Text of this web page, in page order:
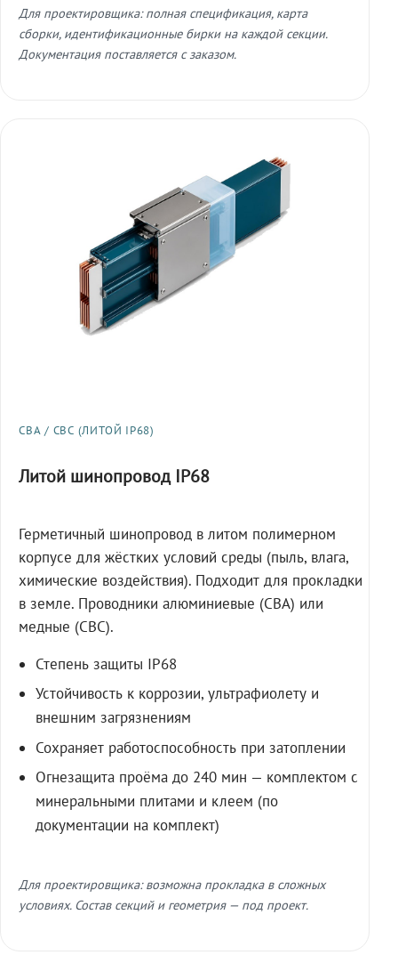
Для проектировщика: полная спецификация, карта
сборки, идентификационные бирки на каждой секции.
Документация поставляется с заказом.
СВА / СВС (ЛИТОЙ IP68)
Литой шинопровод IP68
Герметичный шинопровод в литом полимерном
корпусе для жёстких условий среды (пыль, влага,
химические воздействия). Подходит для прокладки
в земле. Проводники алюминиевые (СВА) или
медные (СВС).
Степень защиты IP68
Устойчивость к коррозии, ультрафиолету и
внешним загрязнениям
Сохраняет работоспособность при затоплении
Огнезащита проёма до 240 мин — комплектом с
минеральными плитами и клеем (по
документации на комплект)
Для проектировщика: возможна прокладка в сложных
условиях. Состав секций и геометрия — под проект.